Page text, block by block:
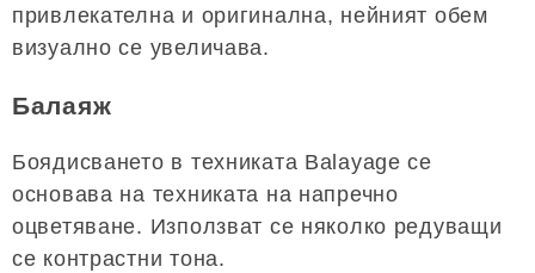
привлекателна и оригинална, нейният обем
визуално се увеличава.
Балаяж
Боядисването в техниката Balayage се
основава на техниката на напречно
оцветяване. Използват се няколко редуващи
се контрастни тона.